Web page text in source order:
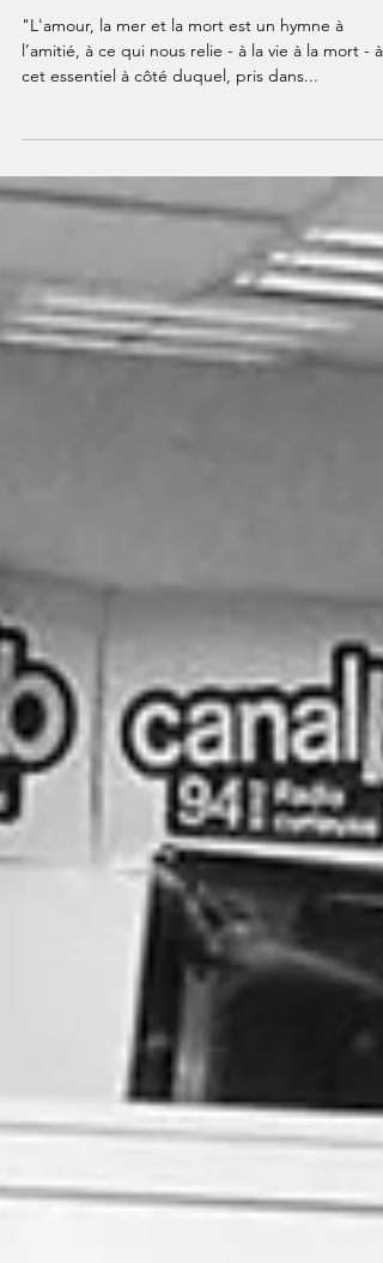
"L'amour, la mer et la mort est un hymne à
l’amitié, à ce qui nous relie - à la vie à la mort - à
cet essentiel à côté duquel, pris dans...